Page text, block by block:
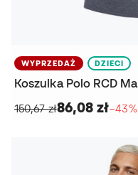
WYPRZEDAŻ DZIECI
150,67 zł86,08 zł−43%